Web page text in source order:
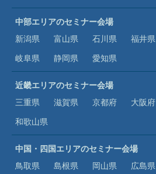
中部エリアのセミナー会場
新潟県
富山県 石川県 福井県
岐阜県
静岡県 愛知県
近畿エリアのセミナー会場
三重県
滋賀県 京都府 大阪府
和歌山県
中国・四国エリアのセミナー会場
鳥取県
島根県 岡山県 広島県